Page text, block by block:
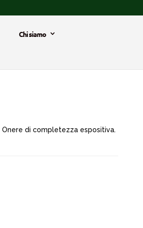
Chi siamo
di completezza espositiva.